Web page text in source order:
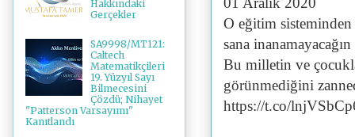
O eğitim
sana
Bu milletin ve
görünmediğini
https://t.co/
Hakkındaki
Gerçekler
SA9998/MT121:
Caltech
Matematikçileri
19. Yüzyıl Sayı
Bilmecesini
Çözdü; Nihayet
"Patterson Varsayımı"
Kanıtlandı